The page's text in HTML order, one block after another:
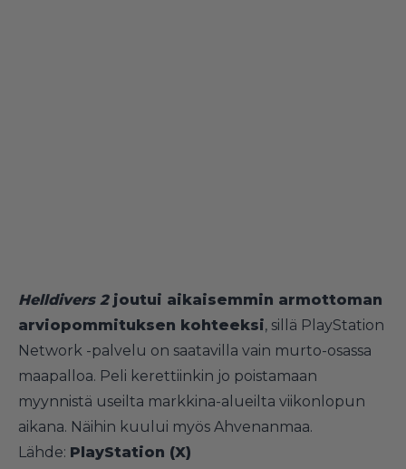
Helldivers 2joutui aikaisemmin armottoman
arviopommituksen kohteeksi, sillä PlayStation
Network -palvelu on saatavilla vain murto-osassa
maapalloa. Peli kerettiinkin jo poistamaan
myynnistä useilta markkina-alueilta viikonlopun
aikana. Näihin kuului myös Ahvenanmaa.
Lähde: PlayStation (X)